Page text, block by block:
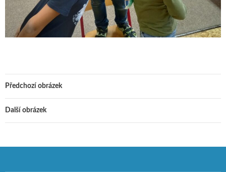
Předchozí obrázek
Další obrázek